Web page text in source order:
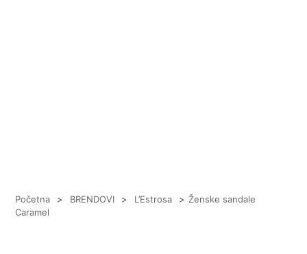
Početna > BRENDOVI > L’Estrosa > Ženske sandale
Caramel